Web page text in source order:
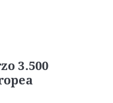
3.500